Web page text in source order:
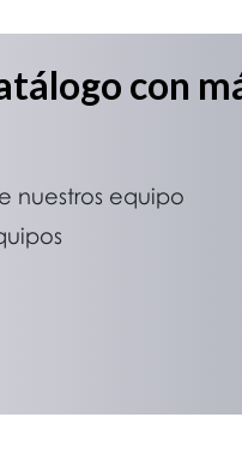
con
nuestros equipo